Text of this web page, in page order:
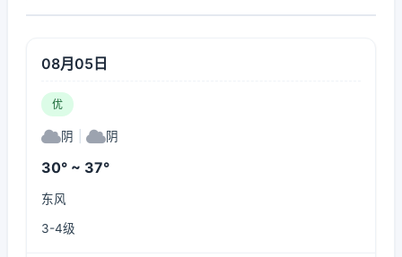
08月05日
优
阴 阴
30° ~ 37°
东风
3-4级